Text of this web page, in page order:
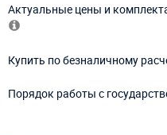
Актуальные цены и
Купить по безналичному
Порядок работы с